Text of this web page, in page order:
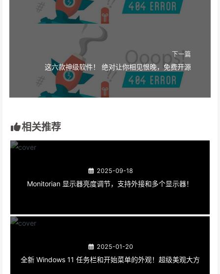
下一篇
这六款神级软件！ 绝对让你相见恨晚，免费开源
相关推荐
2025-09-18
Monitorian 显示器亮度调节，支持外接和多个显示器！
2025-01-20
全新 Windows 11 任务栏和开始菜单的外观！超级美观大方